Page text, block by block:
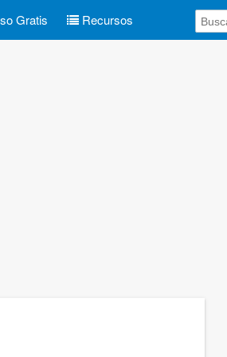
Gratis Recursos